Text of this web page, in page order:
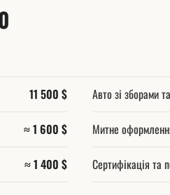
11 500 $ Авто зі зборами
≈ 1 600 $ Митне
≈ 1 400 $ Сертифікація та